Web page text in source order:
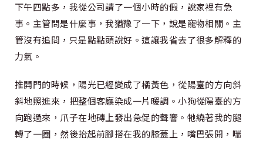
下午四點多，我從公司請了一個小時的假，說家裡有急
事。主管問是什麼事，我猶豫了一下，說是寵物相關。主
管沒有追問，只是點點頭說好。這讓我省去了很多解釋的
力氣。
推開門的時候，陽光已經變成了橘黃色，從陽臺的方向斜
斜地照進來，把整個客廳染成一片暖調。小狗從陽臺的方
向跑過來，爪子在地磚上發出急促的聲響。牠繞著我的腿
轉了一圈，然後抬起前腳搭在我的膝蓋上，嘴巴張開，喘